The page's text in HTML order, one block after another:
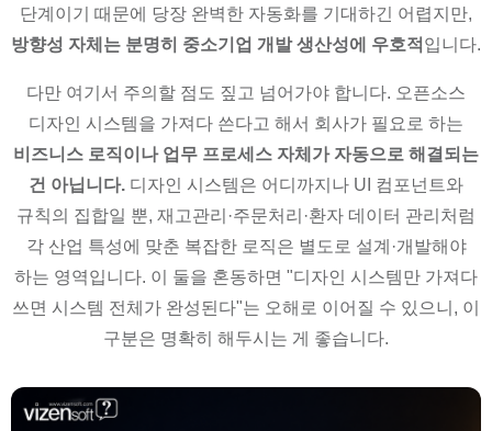
단계이기 때문에 당장 완벽한 자동화를 기대하긴 어렵지만,
방향성 자체는 분명히 중소기업 개발 생산성에 우호적 입니다.
다만 여기서 주의할 점도 짚고 넘어가야 합니다. 오픈소스
디자인 시스템을 가져다 쓴다고 해서 회사가 필요로 하는
비즈니스 로직이나 업무 프로세스 자체가 자동으로 해결되는
건 아닙니다. 디자인 시스템은 어디까지나 UI 컴포넌트와
규칙의 집합일 뿐, 재고관리·주문처리·환자 데이터 관리처럼
각 산업 특성에 맞춘 복잡한 로직은 별도로 설계·개발해야
하는 영역입니다. 이 둘을 혼동하면 "디자인 시스템만 가져다
쓰면 시스템 전체가 완성된다"는 오해로 이어질 수 있으니, 이
구분은 명확히 해두시는 게 좋습니다.